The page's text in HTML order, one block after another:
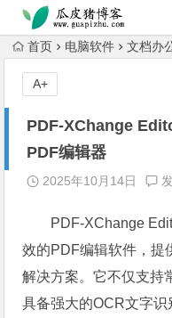
跳转到主内容
首页 电脑软件 文档办
PDF-XChange
PDF编辑器
2025年10月14日
PDF-XChange
效的PDF编辑软件，提
解决方案。它不仅支持
具备强大的OCR文字
A+